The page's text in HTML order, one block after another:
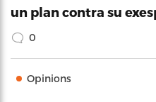
un plan contra su
0
Opinions